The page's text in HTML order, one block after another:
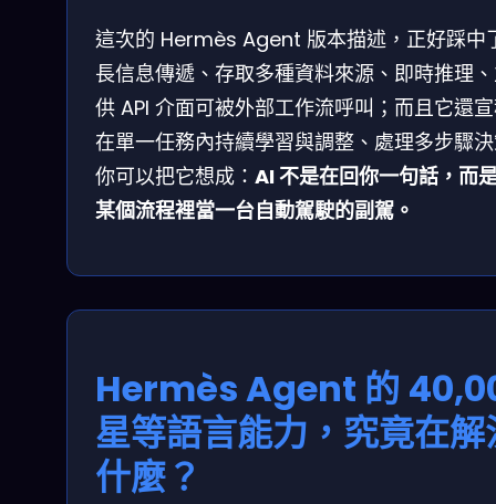
這次的 Hermès Agent 版本描述，正好踩中
長信息傳遞、存取多種資料來源、即時推理
供 API 介面可被外部工作流呼叫；而且它還
在單一任務內持續學習與調整、處理多步驟
你可以把它想成： AI 不是在回你一句話，而
某個流程裡當一台自動駕駛的副駕。
Hermès Agent 的
星等語言能力，究竟在解
什麼？